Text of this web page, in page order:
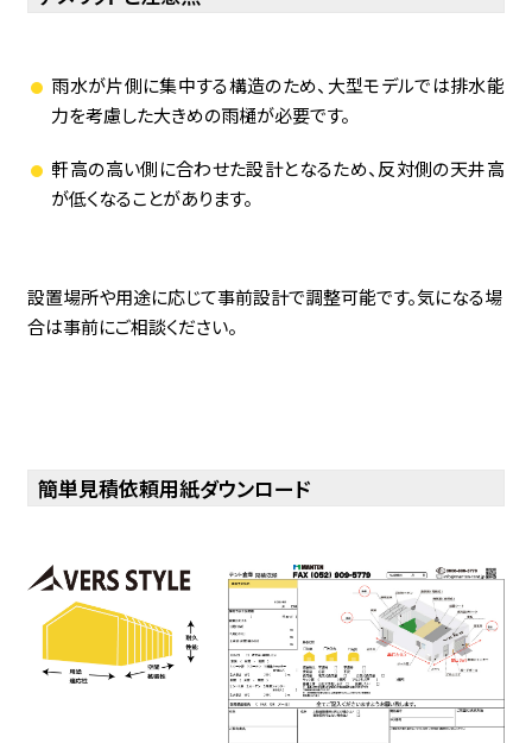
雨水が片側に集中する構造のため、大型モデルでは排水能
力を考慮した大きめの雨樋が必要です。
軒高の高い側に合わせた設計となるため、反対側の天井高
が低くなることがあります。
設置場所や用途に応じて事前設計で調整可能です。気になる場
合は事前にご相談ください。
簡単見積依頼用紙ダウンロード